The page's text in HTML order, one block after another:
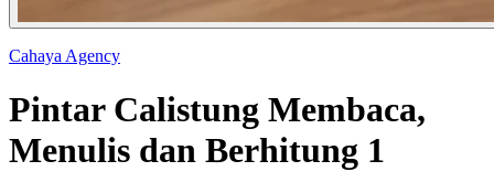
Cahaya Agency
Pintar Calistung Membaca,
Menulis dan Berhitung 1